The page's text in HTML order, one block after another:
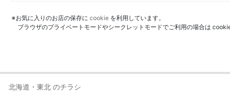
※お気に入りのお店の保存に cookie を利用しています。
ブラウザのプライベートモードやシークレットモードでご利用の場合は
北海道・東北 のチラシ